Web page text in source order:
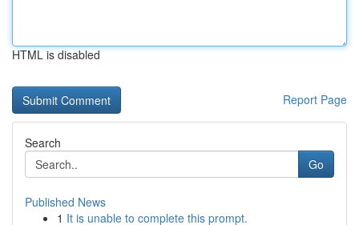
HTML is disabled
Report Page
Search
Go
Published News
1 It is unable to complete this prompt.